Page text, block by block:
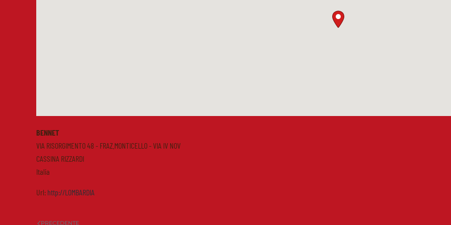
BENNET
VIA RISORGIMENTO 48 - FRAZ.MONTICELLO - VIA IV NOV
CASSINA RIZZARDI
Italia
Url: http://LOMBARDIA
PRECEDENTE